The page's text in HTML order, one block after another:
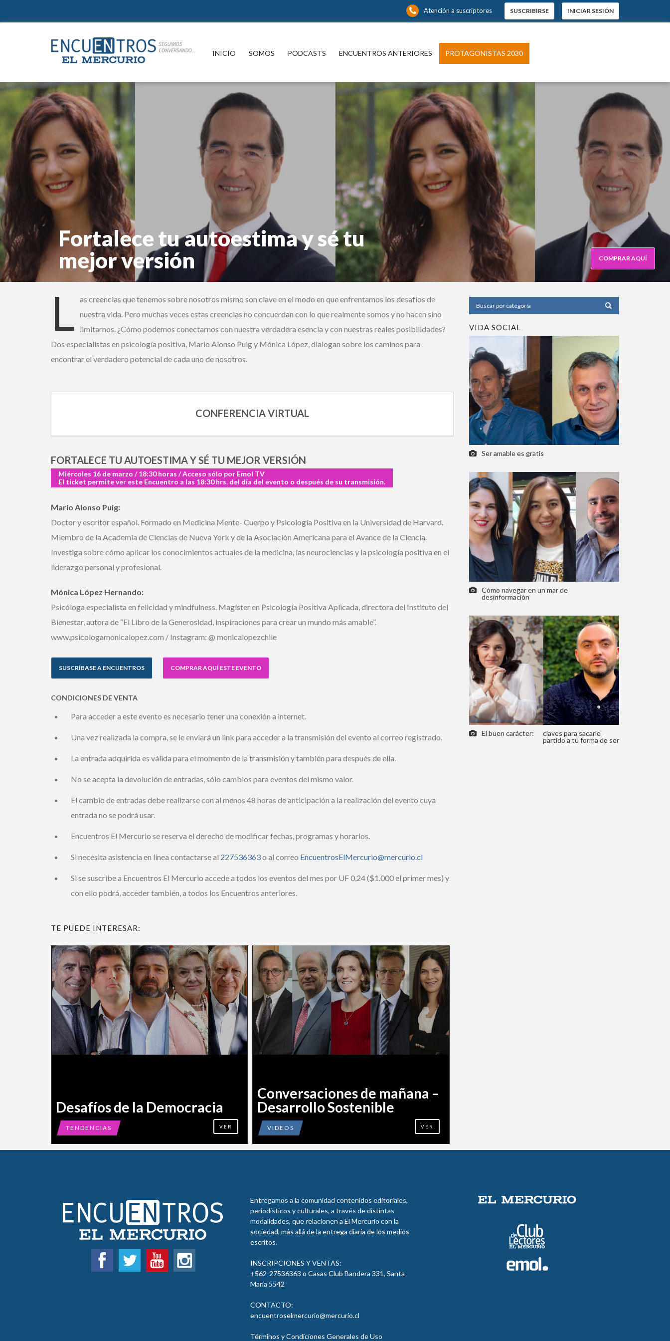
SUSCRIBIRSE INICIAR SESIÓN
Atención a suscriptores
INICIO SOMOS PODCASTS ENCUENTROS ANTERIORES PROTAGONISTAS 2030
COMPRAR AQUÍ
Fortalece tu autoestima y sé tu
mejor versión
L
as creencias que tenemos sobre nosotros mismo son clave en el modo en que enfrentamos los desafíos de
nuestra vida. Pero muchas veces estas creencias no concuerdan con lo que realmente somos y no hacen sino
limitarnos. ¿Cómo podemos conectarnos con nuestra verdadera esencia y con nuestras reales posibilidades?
Dos especialistas en psicología positiva, Mario Alonso Puig y Mónica López, dialogan sobre los caminos para
encontrar el verdadero potencial de cada uno de nosotros.
CONFERENCIA VIRTUAL
FORTALECE TU AUTOESTIMA Y SÉ TU MEJOR VERSIÓN
Miércoles 16 de marzo / 18:30 horas / Acceso sólo por Emol TV
El ticket permite ver este Encuentro a las 18:30 hrs. del día del evento o después de su transmisión.
Mario Alonso Puig:
Doctor y escritor español. Formado en Medicina Mente- Cuerpo y Psicología Positiva en la Universidad de Harvard.
Miembro de la Academia de Ciencias de Nueva York y de la Asociación Americana para el Avance de la Ciencia.
Investiga sobre cómo aplicar los conocimientos actuales de la medicina, las neurociencias y la psicología positiva en el
liderazgo personal y profesional.
Mónica López Hernando:
Psicóloga especialista en felicidad y mindfulness. Magíster en Psicología Positiva Aplicada, directora del Instituto del
Bienestar, autora de “El Libro de la Generosidad, inspiraciones para crear un mundo más amable”.
www.psicologamonicalopez.com / Instagram: @ monicalopezchile
SUSCRÍBASE A ENCUENTROS COMPRAR AQUÍ ESTE EVENTO
CONDICIONES DE VENTA
Para acceder a este evento es necesario tener una conexión a internet.
Una vez realizada la compra, se le enviará un link para acceder a la transmisión del evento al correo registrado.
La entrada adquirida es válida para el momento de la transmisión y también para después de ella.
No se acepta la devolución de entradas, sólo cambios para eventos del mismo valor.
El cambio de entradas debe realizarse con al menos 48 horas de anticipación a la realización del evento cuya
entrada no se podrá usar.
Encuentros El Mercurio se reserva el derecho de modificar fechas, programas y horarios.
Si necesita asistencia en línea contactarse al227536363o al correoEncuentrosElMercurio@mercurio.cl
Si se suscribe a Encuentros El Mercurio accede a todos los eventos del mes por UF 0,24 ($1.000 el primer mes) y
con ello podrá, acceder también, a todos los Encuentros anteriores.
TE PUEDE INTERESAR:
Desafíos de la Democracia
TENDENCIAS VER
Conversaciones de mañana –
Desarrollo Sostenible
VIDEOS VER
VIDA SOCIAL
Ser amable es gratis
Cómo navegar en un mar de
desinformación
El buen carácter:
claves para sacarle
partido a tu forma de ser
Entregamos a la comunidad contenidos editoriales,
periodísticos y culturales, a través de distintas
modalidades, que relacionen a El Mercurio con la
sociedad, más allá de la entrega diaria de los medios
escritos.
INSCRIPCIONES Y VENTAS:
+562-27536363 o Casas Club Bandera 331, Santa
María 5542
CONTACTO:
encuentroselmercurio@mercurio.cl
Términos y Condiciones Generales de Uso
Suscríbase y continúe informándose sin límites. ×
de la noticia y del que hacer nacional
pauta en las más diversas áreas del
conocimiento.
Contenidos editoriales, periodísticos y
culturales en múltiples disciplinas.
Si ya es suscriptor de Encuentros El
Mercurio:
Ingrese acá
¿ No tiene una suscripción
digital a Encuentros El
Mercurio ?
Suscríbase
¿Alguna duda o consulta?